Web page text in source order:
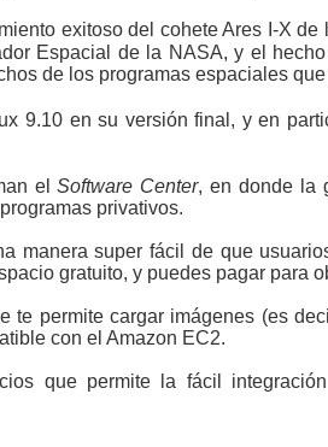
exitoso del cohete Ares I-X
Espacial de la NASA, y el
de los programas espaciales
9.10 en su versión final, y en
elSoftware Center, en donde la
privativos.
manera super fácil de que
gratuito, y puedes pagar para
te permite cargar imágenes (es
con el Amazon EC2.
que permite la fácil